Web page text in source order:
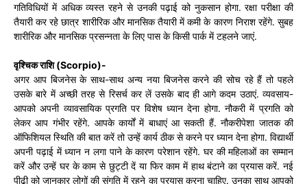
गतिविधियों में अधिक व्यस्त रहने से उनकी पढ़ाई को नुकसान होगा. रक्षा परीक्षा की
तैयारी कर रहे छात्र शारीरिक और मानसिक तैयारी में कमी के कारण निराश रहेंगे. सुबह
शारीरिक और मानसिक प्रसन्नता के लिए पास के किसी पार्क में टहलने जाएं.
वृश्चिक राशि (Scorpio)-
अगर आप बिजनेस के साथ-साथ अन्य नया बिजनेस करने की सोच रहे हैं तो पहले
उसके बारे में अच्छी तरह से रिसर्च कर लें उसके बाद ही आगे कदम उठाएं. व्यवसाय-
आपको अपनी व्यावसायिक प्रगति पर विशेष ध्यान देना होगा. नौकरी में प्रगति को
लेकर आप गंभीर रहेंगे. आपके कार्यों में बाधाएं आ सकती हैं. नौकरीपेशा जातक की
ऑफिशियल स्थिति की बात करें तो उन्हें कार्य ठीक से करने पर ध्यान देना होगा. विद्यार्थी
अपनी पढ़ाई में ध्यान न लगा पाने के कारण परेशान रहेंगे. घर की महिलाओं का सम्मान
करें और उन्हें घर के काम से छुट्टी दें या फिर काम में हाथ बंटाने का प्रयास करें. नई
पीढ़ी को जानकार लोगों की संगति में रहने का प्रयास करना चाहिए. उनका साथ आपको